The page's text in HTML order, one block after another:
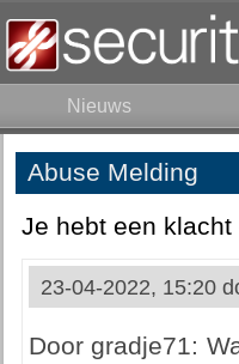
Nieuws
Abuse Melding
Je hebt een
23-04-2022, 15:20
Door gradje71: